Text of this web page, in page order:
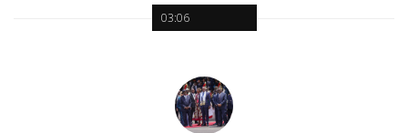
03:06